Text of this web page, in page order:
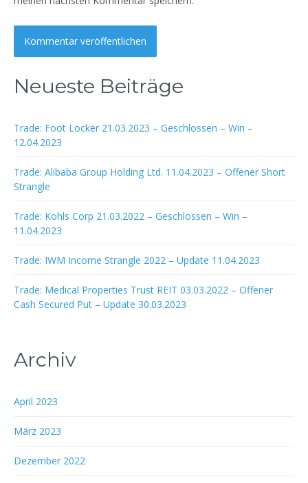
Neueste Beiträge
Trade: Foot Locker 21.03.2023 – Geschlossen – Win –
12.04.2023
Trade: Alibaba Group Holding Ltd. 11.04.2023 – Offener Short
Strangle
Trade: Kohls Corp 21.03.2022 – Geschlossen – Win –
11.04.2023
Trade: IWM Income Strangle 2022 – Update 11.04.2023
Trade: Medical Properties Trust REIT 03.03.2022 – Offener
Cash Secured Put – Update 30.03.2023
Archiv
April 2023
März 2023
Dezember 2022